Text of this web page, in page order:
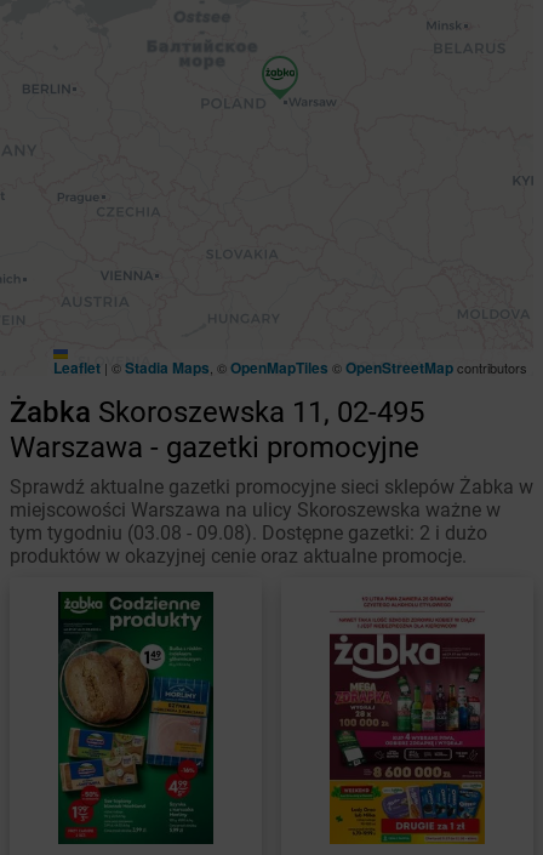
Leaflet | ©Stadia Maps , ©OpenMapTiles ©OpenStreetMapcontributors
Żabka Skoroszewska 11, 02-495
Warszawa - gazetki promocyjne
Sprawdź aktualne gazetki promocyjne sieci sklepów Żabka w
miejscowości Warszawa na ulicy Skoroszewska ważne w
tym tygodniu (03.08 - 09.08). Dostępne gazetki: 2 i dużo
produktów w okazyjnej cenie oraz aktualne promocje.